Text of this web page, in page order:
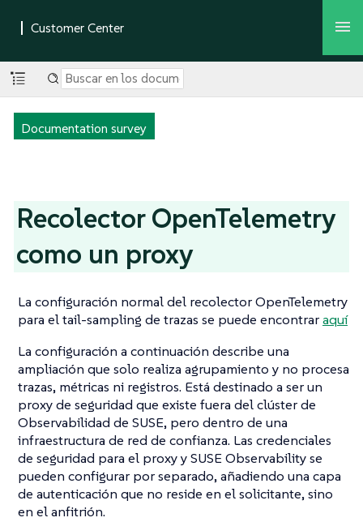
Documentation survey
Recolector OpenTelemetry
como un proxy
La configuración normal del recolector OpenTelemetry
para el tail-sampling de trazas se puede encontraraquí
La configuración a continuación describe una
ampliación que solo realiza agrupamiento y no procesa
trazas, métricas ni registros. Está destinado a ser un
proxy de seguridad que existe fuera del clúster de
Observabilidad de SUSE, pero dentro de una
infraestructura de red de confianza. Las credenciales
de seguridad para el proxy y SUSE Observability se
pueden configurar por separado, añadiendo una capa
de autenticación que no reside en el solicitante, sino
en el anfitrión.